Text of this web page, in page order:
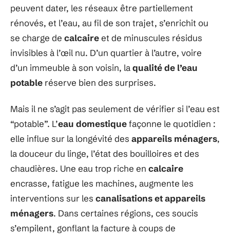
peuvent dater, les réseaux être partiellement
rénovés, et l’eau, au fil de son trajet, s’enrichit ou
se charge de calcaireet de minuscules résidus
invisibles à l’œil nu. D’un quartier à l’autre, voire
d’un immeuble à son voisin, laqualité de l’eau
potable réserve bien des surprises.
Mais il ne s’agit pas seulement de vérifier si l’eau est
“potable”. L’eau domestiquefaçonne le quotidien :
elle influe sur la longévité des appareils ménagers,
la douceur du linge, l’état des bouilloires et des
chaudières. Une eau trop riche en calcaire
encrasse, fatigue les machines, augmente les
interventions sur les canalisations et appareils
ménagers. Dans certaines régions, ces soucis
s’empilent, gonflant la facture à coups de